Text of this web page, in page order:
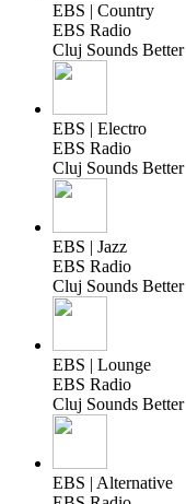
EBS | Country
EBS Radio
Cluj Sounds Better
EBS | Electro
EBS Radio
Cluj Sounds Better
EBS | Jazz
EBS Radio
Cluj Sounds Better
EBS | Lounge
EBS Radio
Cluj Sounds Better
EBS | Alternative